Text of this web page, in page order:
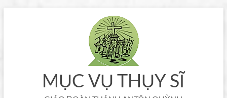
MỤC VỤ THỤY SĨ